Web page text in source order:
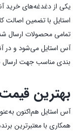
یکی از دغدغه‌های خرید
استایل با تضمین اصالت
تمامی محصولات ارسال
آس استایل می‌شود و در
بندی مناسب جهت ارسال
بهترین
آس استایل هم‌اکنون
همکاری با معتبرترین